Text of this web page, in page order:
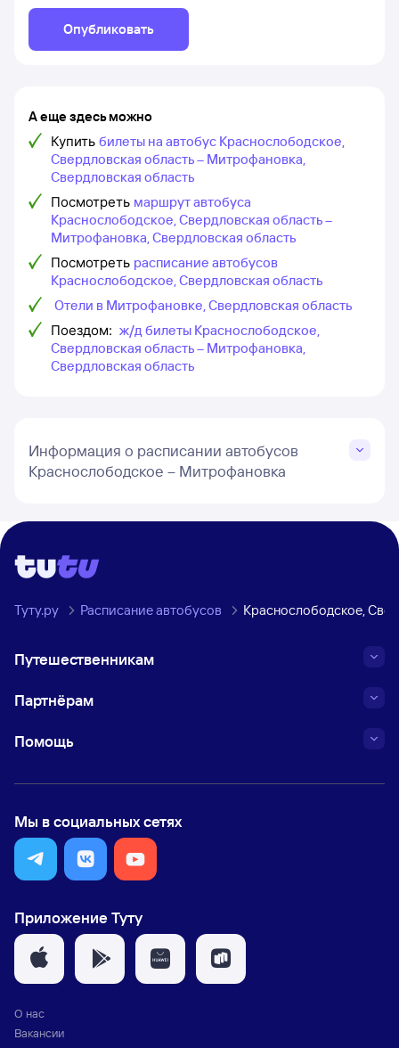
Опубликовать
А еще здесь можно
Купить билеты на автобус Краснослободское,
Свердловская область – Митрофановка,
Свердловская область
Посмотреть маршрут автобуса
Краснослободское, Свердловская область –
Митрофановка, Свердловская область
Посмотреть расписание автобусов
Краснослободское, Свердловская область
Отели в Митрофановке, Свердловская область
Поездом: ж/д билеты Краснослободское,
Свердловская область – Митрофановка,
Свердловская область
Информация о расписании автобусов
Краснослободское – Митрофановка
Туту.ру Расписание автобусов Краснослободское,
Путешественникам
Партнёрам
Помощь
Мы в социальных сетях
Приложение Туту
О нас
Вакансии